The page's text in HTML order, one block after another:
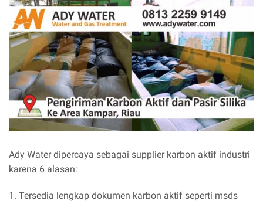
Ady Water dipercaya sebagai supplier karbon aktif industri
karena 6 alasan:
1. Tersedia lengkap dokumen karbon aktif seperti msds